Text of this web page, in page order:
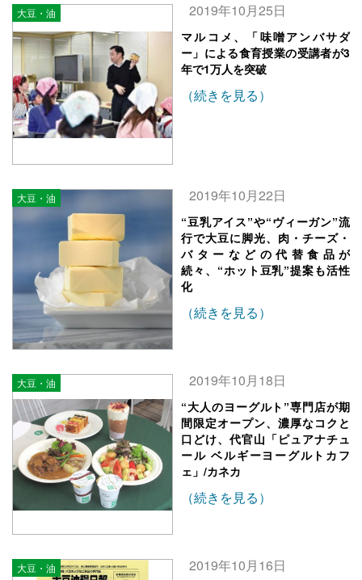
大豆・油 2019年10月25日
マルコメ、「味噌アンバサダ
ー」による食育授業の受講者が3
年で1万人を突破
（続きを見る）
大豆・油 2019年10月22日
“豆乳アイス”や“ヴィーガン”流
行で大豆に脚光、肉・チーズ・
バターなどの代替食品が
続々、“ホット豆乳”提案も活性
化
（続きを見る）
大豆・油 2019年10月18日
“大人のヨーグルト”専門店が期
間限定オープン、濃厚なコクと
口どけ、代官山「ピュアナチュ
ール ベルギーヨーグルトカフ
ェ」/カネカ
（続きを見る）
大豆・油 2019年10月16日